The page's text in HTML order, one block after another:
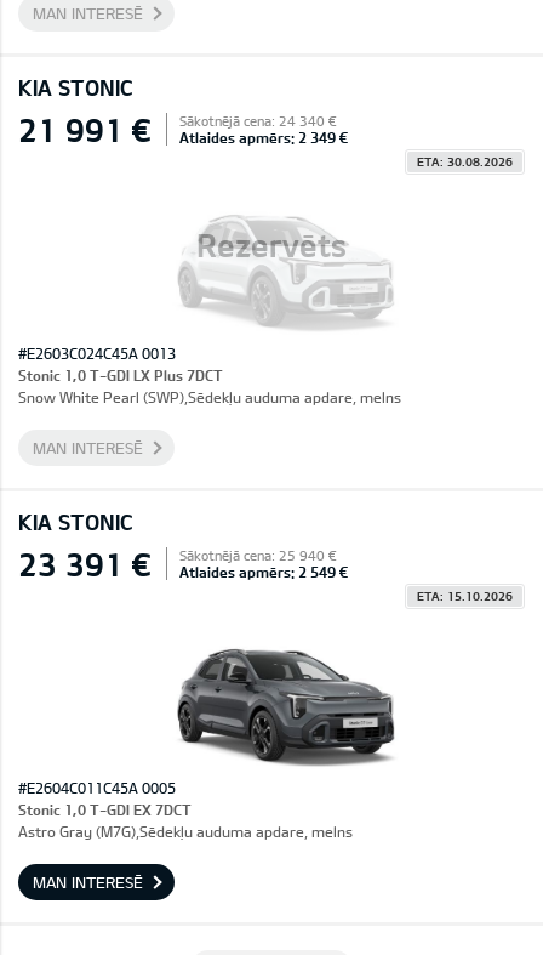
MAN INTERESĒ
KIA STONIC
Rezervēts
21 991 € Sākotnējā cena: 24 340 €
Atlaides apmērs: 2 349 €
ETA: 30.08.2026
#E2603C024C45A 0013
Stonic 1,0 T-GDI LX Plus 7DCT
Snow White Pearl (SWP),Sēdekļu auduma apdare, melns
MAN INTERESĒ
KIA STONIC
23 391 € Sākotnējā cena: 25 940 €
Atlaides apmērs: 2 549 €
ETA: 15.10.2026
#E2604C011C45A 0005
Stonic 1,0 T-GDI EX 7DCT
Astro Gray (M7G),Sēdekļu auduma apdare, melns
MAN INTERESĒ